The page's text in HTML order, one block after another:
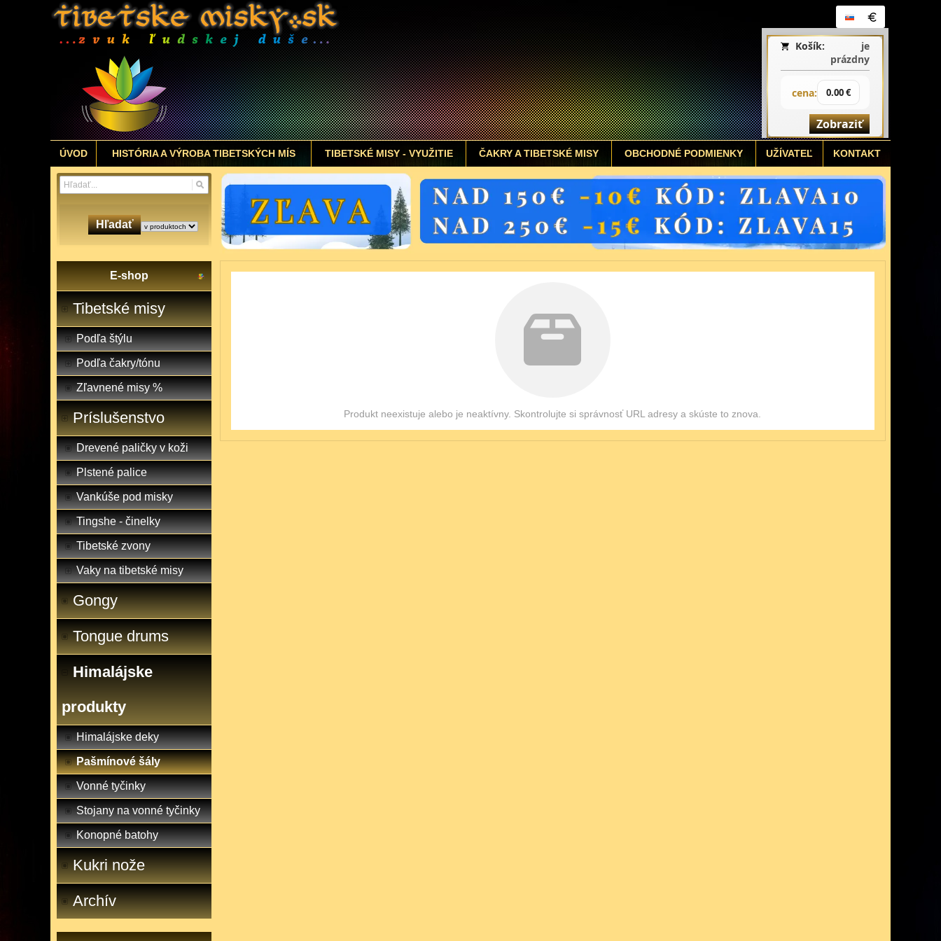
Košík:
je
prázdny
cena: 0.00 €
Zobraziť
ÚVOD HISTÓRIA A VÝROBA TIBETSKÝCH MÍS TIBETSKÉ MISY - VYUŽITIE ČAKRY A TIBETSKÉ MISY OBCHODNÉ PODMIENKY UŽÍVATEĽ KONTAKT
Hľadať
E-shop
Tibetské misy
Podľa štýlu
Podľa čakry/tónu
Zľavnené misy %
Príslušenstvo
Drevené paličky v koži
Plstené palice
Vankúše pod misky
Tingshe - činelky
Tibetské zvony
Vaky na tibetské misy
Gongy
Tongue drums
Himalájske
produkty
Himalájske deky
Pašmínové šály
Vonné tyčinky
Stojany na vonné tyčinky
Konopné batohy
Kukri nože
Archív
Produkt neexistuje alebo je neaktívny. Skontrolujte si správnosť URL adresy a skúste to znova.